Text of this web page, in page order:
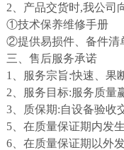
2、产品交货时,我公司
①技术保养维修手册
②提供易损件、备件清
三、售后服务承诺
1、服务宗旨:快速、果
2、服务目标:服务质量
3、质保期:自设备验收
5、在质量保证期内发
6、在质量保证期以外